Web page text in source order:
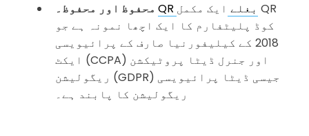
QR بغلے ایک مکمل QR
کوڈ پلیٹفارم کا ایک اچھا نمونہ ہے جو
2018 کے کیلیفورنیا صارف کے پرائیویسی
ایکٹ (CCPA) اور جنرل ڈیٹا پروٹیکشن
ریگولیشن (GDPR) جیسی ڈیٹا پرائیویسی
ریگولیشن کا پابند ہے۔